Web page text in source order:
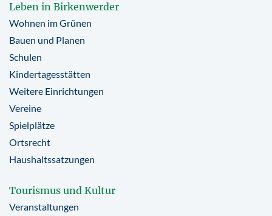
Leben in Birkenwerder
Wohnen im Grünen
Bauen und Planen
Schulen
Kindertagesstätten
Weitere Einrichtungen
Vereine
Spielplätze
Ortsrecht
Haushaltssatzungen
Tourismus und Kultur
Veranstaltungen